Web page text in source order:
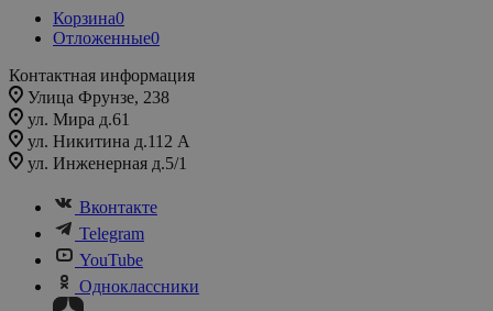
Корзина0
Отложенные0
Контактная информация
Улица Фрунзе, 238​
ул. Мира д.61
ул. Никитина д.112 А
ул. Инженерная д.5/1
Вконтакте
Telegram
YouTube
Одноклассники